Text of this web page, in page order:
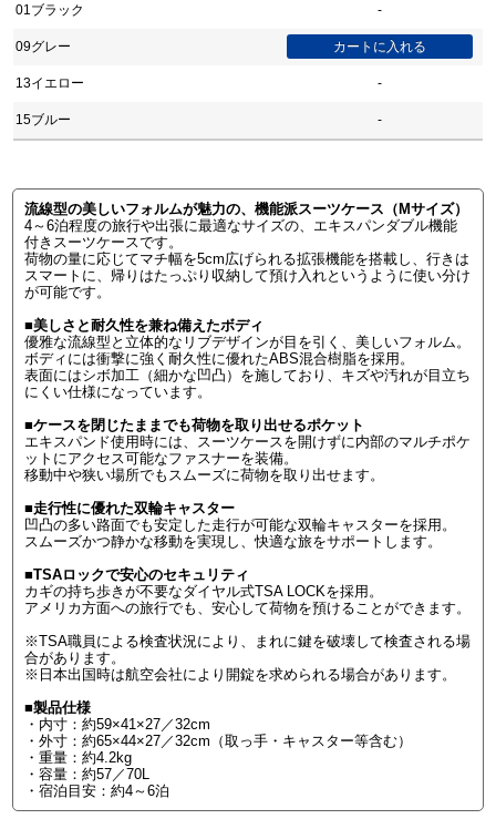
01ブラック -
09グレー
13イエロー -
15ブルー -
流線型の美しいフォルムが魅力の、機能派スーツケース（Mサイズ）
4～6泊程度の旅行や出張に最適なサイズの、エキスパンダブル機能
付きスーツケースです。
荷物の量に応じてマチ幅を5cm広げられる拡張機能を搭載し、行きは
スマートに、帰りはたっぷり収納して預け入れというように使い分け
が可能です。
■美しさと耐久性を兼ね備えたボディ
優雅な流線型と立体的なリブデザインが目を引く、美しいフォルム。
ボディには衝撃に強く耐久性に優れたABS混合樹脂を採用。
表面にはシボ加工（細かな凹凸）を施しており、キズや汚れが目立ち
にくい仕様になっています。
■ケースを閉じたままでも荷物を取り出せるポケット
エキスパンド使用時には、スーツケースを開けずに内部のマルチポケ
ットにアクセス可能なファスナーを装備。
移動中や狭い場所でもスムーズに荷物を取り出せます。
■走行性に優れた双輪キャスター
凹凸の多い路面でも安定した走行が可能な双輪キャスターを採用。
スムーズかつ静かな移動を実現し、快適な旅をサポートします。
■TSAロックで安心のセキュリティ
カギの持ち歩きが不要なダイヤル式TSA LOCKを採用。
アメリカ方面への旅行でも、安心して荷物を預けることができます。
※TSA職員による検査状況により、まれに鍵を破壊して検査される場
合があります。
※日本出国時は航空会社により開錠を求められる場合があります。
■製品仕様
・内寸：約59×41×27／32cm
・外寸：約65×44×27／32cm（取っ手・キャスター等含む）
・重量：約4.2kg
・容量：約57／70L
・宿泊目安：約4～6泊